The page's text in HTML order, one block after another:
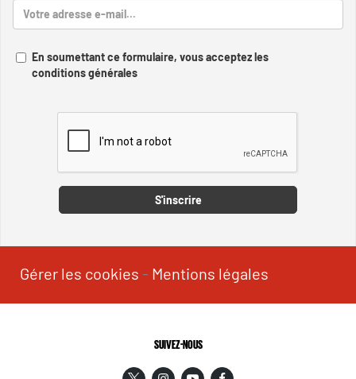
En soumettant ce formulaire, vous acceptez les
conditions générales
S'inscrire
Gérer les cookies - Mentions légales
SUIVEZ-NOUS